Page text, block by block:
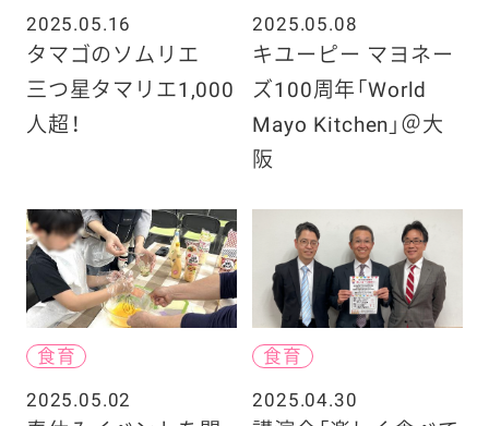
2025.05.16
タマゴのソムリエ
三つ星タマリエ1,000
人超！
2025.05.08
キユーピー マヨネー
ズ100周年「World
Mayo Kitchen」＠大
阪
食育
2025.05.02
食育
2025.04.30